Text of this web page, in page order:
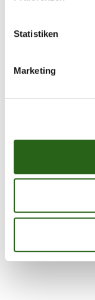
Statistiken
Marketing
A-Jugend
Die A-Jugend
Rückspiel im
(17:13)
Finale um die
Gerntke behielt